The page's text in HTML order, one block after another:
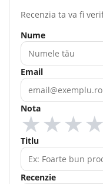
Recenzia ta va fi
Nume
Email
Nota
★
★
★
★
Titlu
Recenzie